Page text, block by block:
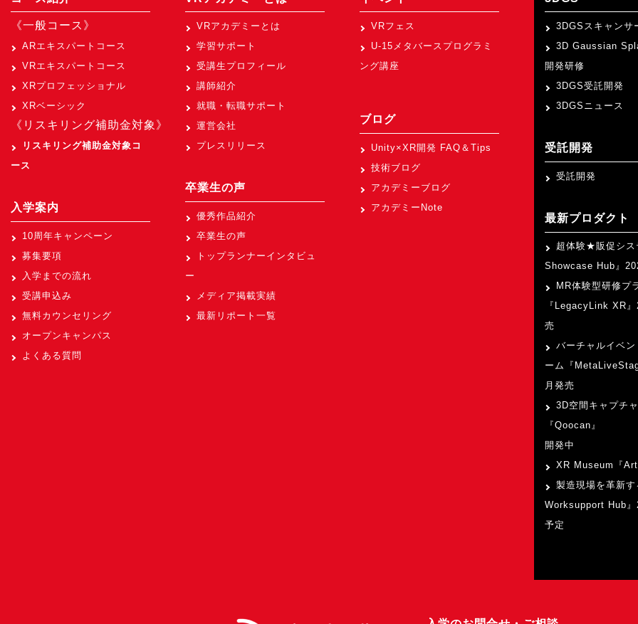
《一般コース》
ARエキスパートコース
VRエキスパートコース
XRプロフェッショナル
XRベーシック
《リスキリング補助金対象》
リスキリング補助金対象コ
ース
入学案内
10周年キャンペーン
募集要項
入学までの流れ
受講申込み
無料カウンセリング
オープンキャンパス
よくある質問
VRアカデミーとは
学習サポート
受講生プロフィール
講師紹介
就職・転職サポート
運営会社
プレスリリース
卒業生の声
優秀作品紹介
卒業生の声
トップランナーインタビュ
ー
メディア掲載実績
最新リポート一覧
VRフェス
U-15メタバースプログラミ
ング講座
ブログ
Unity×XR開発 FAQ＆Tips
技術ブログ
アカデミーブログ
アカデミーNote
3DGSスキャンサ
3D Gaussian
開発研修
3DGS受託開発
3DGSニュース
受託開発
受託開発
最新プロダクト
超体験★販促シス
Showcase Hub』
MR体験型研修プ
『LegacyLink XR
売
バーチャルイベ
ーム『
月発売
3D空間キャプチ
『Qoocan』
開発中
XR Museum『
製造現場を革新
Worksupport Hub
予定